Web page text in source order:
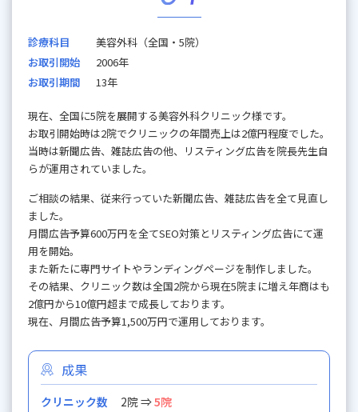
診療科目
美容外科（全国・5院）
お取引開始
2006年
お取引期間
13年
現在、全国に5院を展開する美容外科クリニック様です。
お取引開始時は2院でクリニックの年間売上は2億円程度でした。
当時は新聞広告、雑誌広告の他、リスティング広告を院長先生自
らが運用されていました。
ご相談の結果、従来行っていた新聞広告、雑誌広告を全て見直し
ました。
月間広告予算600万円を全てSEO対策とリスティング広告にて運
用を開始。
また新たに専門サイトやランディングページを制作しました。
その結果、クリニック数は全国2院から現在5院まに増え年商はも
2億円から10億円超まで成長しております。
現在、月間広告予算1,500万円で運用しております。
成果
クリニック数 2院 ⇒5院